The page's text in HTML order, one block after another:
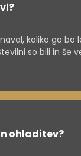
koliko ga bo
so bili in še
ohladitev?